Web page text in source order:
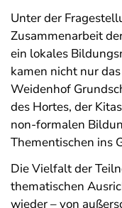
Unter der
Zusammenarbeit
ein lokales
kamen nicht nur
Weidenhof
des Hortes, der
non-formalen
Thementischen ins
Die Vielfalt der
thematischen
wieder – von